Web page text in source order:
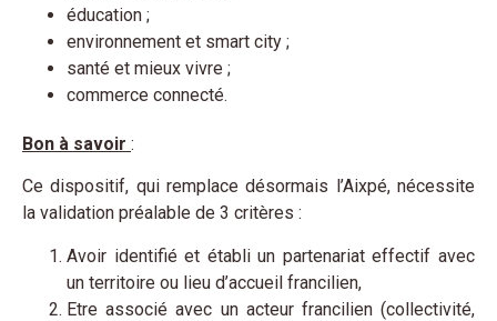
éducation ;
environnement et smart city ;
santé et mieux vivre ;
commerce connecté.
Bon à savoir :
Ce dispositif, qui remplace désormais l’Aixpé, nécessite
la validation préalable de 3 critères :
Avoir identifié et établi un partenariat effectif avec
un territoire ou lieu d’accueil francilien,
Etre associé avec un acteur francilien (collectivité,